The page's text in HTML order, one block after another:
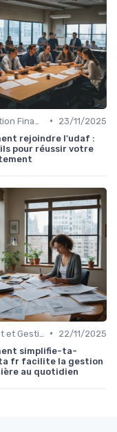
•
23/11/2025
rejoindre l'udaf :
pour réussir votre
•
22/11/2025
simplifie-ta-
fr facilite la gestion
au quotidien